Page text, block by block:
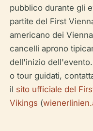
pubblico durante gli
partite del First
americano dei
cancelli aprono
dell'inizio
o tour guidati,
il sito ufficiale del
Vikings (